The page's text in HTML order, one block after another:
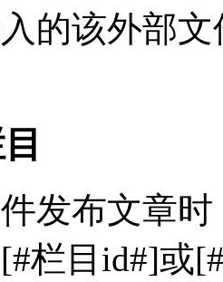
的该外部
发布文章
栏目id#]或